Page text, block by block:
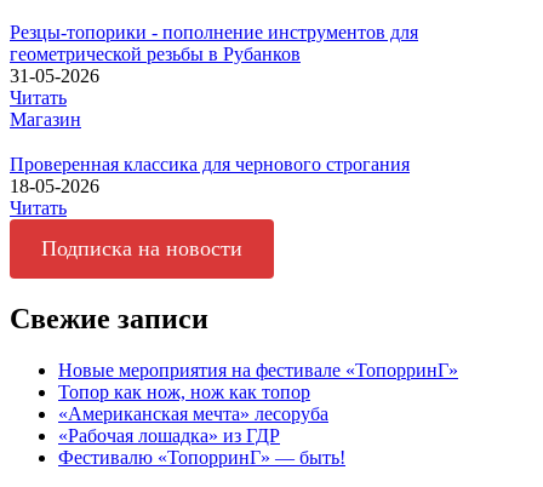
Резцы-топорики - пополнение инструментов для
геометрической резьбы в Рубанков
31-05-2026
Читать
Магазин
Проверенная классика для чернового строгания
18-05-2026
Читать
Подписка на новости
Свежие записи
Новые мероприятия на фестивале «ТопорринГ»
Топор как нож, нож как топор
«Американская мечта» лесоруба
«Рабочая лошадка» из ГДР
Фестивалю «ТопорринГ» — быть!